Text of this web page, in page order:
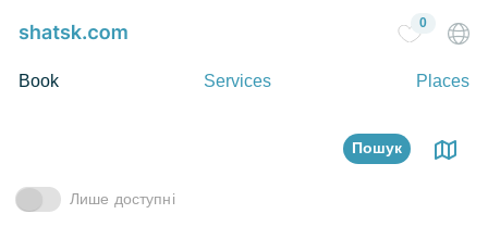
Book Services Places
0
Пошук
Лише доступні